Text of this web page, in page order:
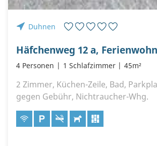
Duhnen
Häfchenweg 12 a,
4 Personen 1 Schlafzimmer 45m²
2 Zimmer, Küchen-Zeile, Bad,
gegen Gebühr, Nichtraucher-Whg.